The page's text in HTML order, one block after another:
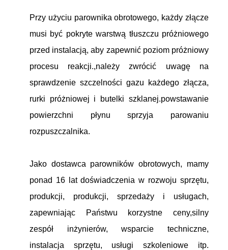
Przy użyciu parownika obrotowego, każdy złącze
musi być pokryte warstwą tłuszczu próżniowego
przed instalacją, aby zapewnić poziom próżniowy
procesu reakcji.,należy zwrócić uwagę na
sprawdzenie szczelności gazu każdego złącza,
rurki próżniowej i butelki szklanej.powstawanie
powierzchni płynu sprzyja parowaniu
rozpuszczalnika.
Jako dostawca parowników obrotowych, mamy
ponad 16 lat doświadczenia w rozwoju sprzętu,
produkcji, produkcji, sprzedaży i usługach,
zapewniając Państwu korzystne ceny,silny
zespół inżynierów, wsparcie techniczne,
instalacja sprzętu, usługi szkoleniowe itp.